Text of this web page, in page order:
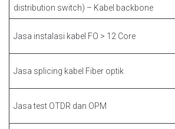
distribution switch) – Kabel backbone
Jasa instalasi kabel FO > 12 Core
Jasa splicing kabel Fiber optik
Jasa test OTDR dan OPM